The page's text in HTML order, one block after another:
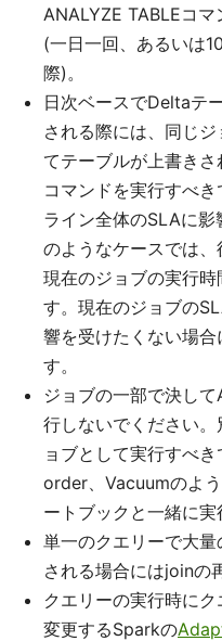
ANALYZE TABLEコ
(一日一回、あるいは
際)。
日次ベースでDeltaテ
される際には、同じ
てテーブルが上書き
コマンドを実行すべ
ライン全体のSLAに影
のようなケースでは
現在のジョブの実行
す。現在のジョブの
響を受けたくない場
す。
ジョブの一部で決し
行しないでください
ョブとして実行すべ
order、Vacuumのよ
ートブックと一緒に実
単一のクエリーで大
される場合にはjoinの
クエリーの実行時に
変更するSparkの